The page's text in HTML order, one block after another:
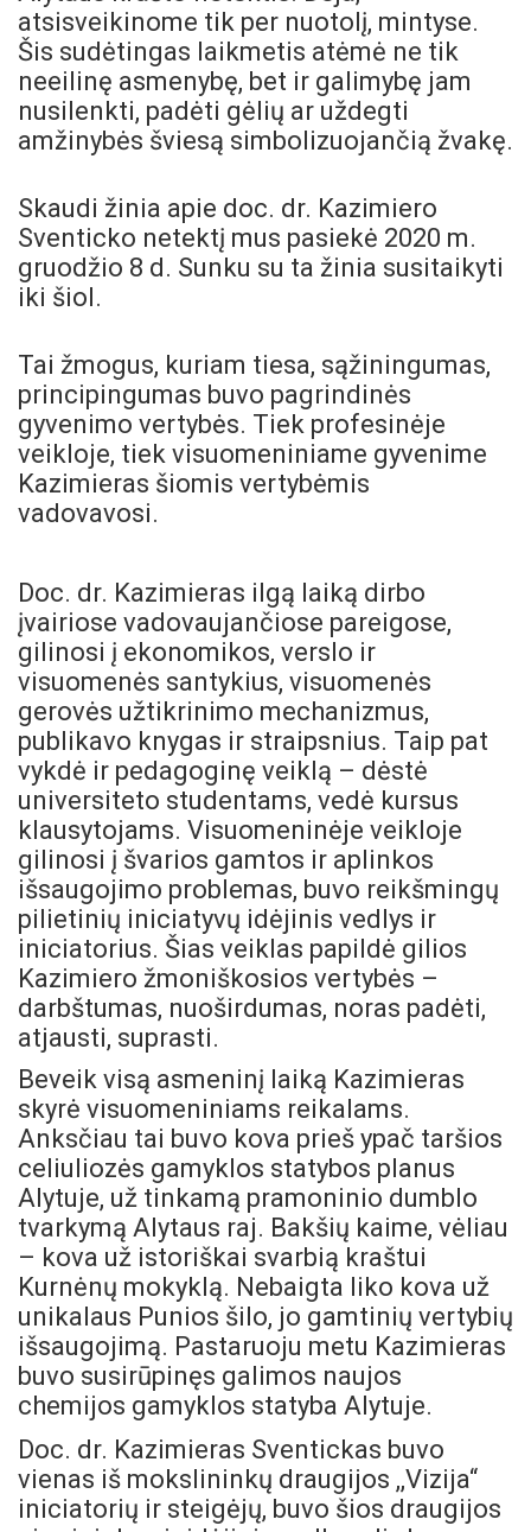
atsisveikinome tik per nuotolį, mintyse.
Šis sudėtingas laikmetis atėmė ne tik
neeilinę asmenybę, bet ir galimybę jam
nusilenkti, padėti gėlių ar uždegti
amžinybės šviesą simbolizuojančią žvakę.
Skaudi žinia apie doc. dr. Kazimiero
Sventicko netektį mus pasiekė 2020 m.
gruodžio 8 d. Sunku su ta žinia susitaikyti
iki šiol.
Tai žmogus, kuriam tiesa, sąžiningumas,
principingumas buvo pagrindinės
gyvenimo vertybės. Tiek profesinėje
veikloje, tiek visuomeniniame gyvenime
Kazimieras šiomis vertybėmis
vadovavosi.
Doc. dr. Kazimieras ilgą laiką dirbo
įvairiose vadovaujančiose pareigose,
gilinosi į ekonomikos, verslo ir
visuomenės santykius, visuomenės
gerovės užtikrinimo mechanizmus,
publikavo knygas ir straipsnius. Taip pat
vykdė ir pedagoginę veiklą – dėstė
universiteto studentams, vedė kursus
klausytojams. Visuomeninėje veikloje
gilinosi į švarios gamtos ir aplinkos
išsaugojimo problemas, buvo reikšmingų
pilietinių iniciatyvų idėjinis vedlys ir
iniciatorius. Šias veiklas papildė gilios
Kazimiero žmoniškosios vertybės –
darbštumas, nuoširdumas, noras padėti,
atjausti, suprasti.
Beveik visą asmeninį laiką Kazimieras
skyrė visuomeniniams reikalams.
Anksčiau tai buvo kova prieš ypač taršios
celiuliozės gamyklos statybos planus
Alytuje, už tinkamą pramoninio dumblo
tvarkymą Alytaus raj. Bakšių kaime, vėliau
– kova už istoriškai svarbią kraštui
Kurnėnų mokyklą. Nebaigta liko kova už
unikalaus Punios šilo, jo gamtinių vertybių
išsaugojimą. Pastaruoju metu Kazimieras
buvo susirūpinęs galimos naujos
chemijos gamyklos statyba Alytuje.
Doc. dr. Kazimieras Sventickas buvo
vienas iš mokslininkų draugijos ,,Vizija“
iniciatorių ir steigėjų, buvo šios draugijos